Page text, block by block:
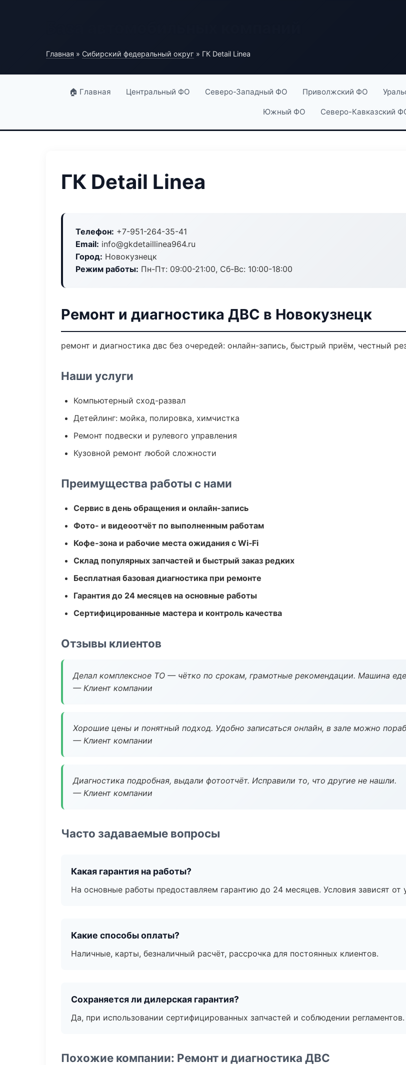
Главная » Сибирский федеральный округ » ГК Detail Linea
🏠 Главная Центральный ФО Северо-Западный ФО Приволжский ФО
Южный ФО Северо-Кавказский
ГК Detail Linea
Телефон: +7-951-264-35-41
Email: info@gkdetaillinea964.ru
Город: Новокузнецк
Режим работы: Пн-Пт: 09:00-21:00, Сб-Вс: 10:00-18:00
Ремонт и диагностика ДВС в Новокузнецк
ремонт и диагностика двс без очередей: онлайн-запись, быстрый приём, честный
Наши услуги
Компьютерный сход-развал
Детейлинг: мойка, полировка, химчистка
Ремонт подвески и рулевого управления
Кузовной ремонт любой сложности
Преимущества работы с нами
Сервис в день обращения и онлайн-запись
Фото- и видеоотчёт по выполненным работам
Кофе-зона и рабочие места ожидания с Wi‑Fi
Склад популярных запчастей и быстрый заказ редких
Бесплатная базовая диагностика при ремонте
Гарантия до 24 месяцев на основные работы
Сертифицированные мастера и контроль качества
Отзывы клиентов
Делал комплексное ТО — чётко по срокам, грамотные рекомендации. Машина
— Клиент компании
Хорошие цены и понятный подход. Удобно записаться онлайн, в зале можно
— Клиент компании
Диагностика подробная, выдали фотоотчёт. Исправили то, что другие не нашли.
— Клиент компании
Часто задаваемые вопросы
Какая гарантия на работы?
На основные работы предоставляем гарантию до 24 месяцев. Условия зависят от
Какие способы оплаты?
Наличные, карты, безналичный расчёт, рассрочка для постоянных клиентов.
Сохраняется ли дилерская гарантия?
Да, при использовании сертифицированных запчастей и соблюдении регламентов.
Похожие компании: Ремонт и диагностика ДВС